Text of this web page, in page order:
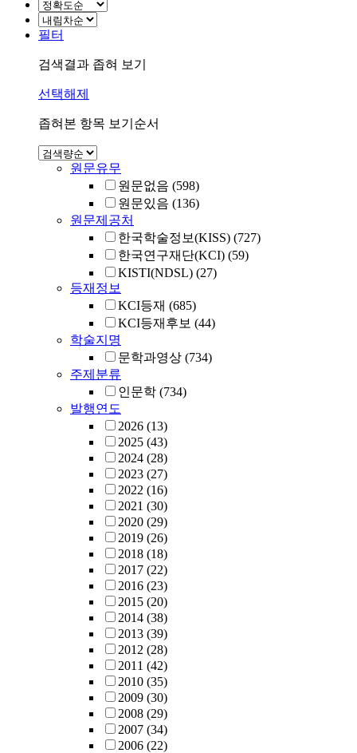
필터
검색결과 좁혀 보기
선택해제
좁혀본 항목 보기순서
원문유무
원문없음 (598)
원문있음 (136)
원문제공처
한국학술정보(KISS) (727)
한국연구재단(KCI) (59)
KISTI(NDSL) (27)
등재정보
KCI등재 (685)
KCI등재후보 (44)
학술지명
문학과영상 (734)
주제분류
인문학 (734)
발행연도
2026 (13)
2025 (43)
2024 (28)
2023 (27)
2022 (16)
2021 (30)
2020 (29)
2019 (26)
2018 (18)
2017 (22)
2016 (23)
2015 (20)
2014 (38)
2013 (39)
2012 (28)
2011 (42)
2010 (35)
2009 (30)
2008 (29)
2007 (34)
2006 (22)